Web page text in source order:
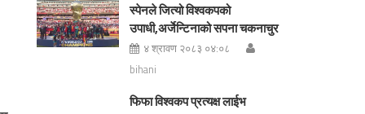
स्पेनले जित्यो विश्वकपको
उपाधी,अर्जेन्टिनाको सपना चकनाचुर
४ श्रावण २०८३ ०४:०८
bihani
फिफा विश्वकप प्रत्यक्ष लाईभ